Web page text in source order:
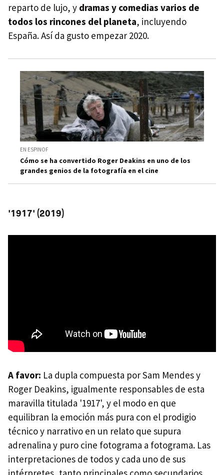
reparto de lujo, y dramas y comedias varios de
todos los rincones del planeta, incluyendo
España. Así da gusto empezar 2020.
EN ESPINOF
Cómo se ha convertido Roger Deakins en uno de los
grandes genios de la fotografía en el cine
'1917' (2019)
A favor: La dupla compuesta por Sam Mendes y
Roger Deakins, igualmente responsables de esta
maravilla titulada '1917', y el modo en que
equilibran la emoción más pura con el prodigio
técnico y narrativo en un relato que supura
adrenalina y puro cine fotograma a fotograma. Las
interpretaciones de todos y cada uno de sus